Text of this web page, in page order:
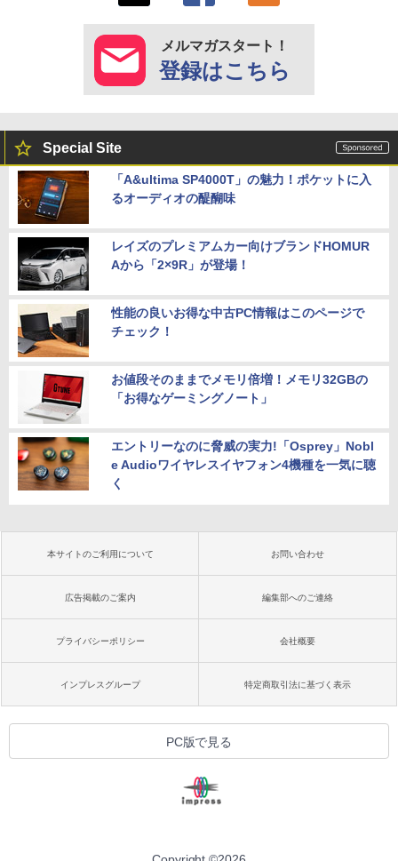
メルマガスタート！
登録はこちら
Special Site
「A&ultima SP4000T」の魅力！ポケットに入
るオーディオの醍醐味
レイズのプレミアムカー向けブランドHOMUR
Aから「2×9R」が登場！
性能の良いお得な中古PC情報はこのページで
チェック！
お値段そのままでメモリ倍増！メモリ32GBの
「お得なゲーミングノート」
エントリーなのに脅威の実力!「Osprey」Nobl
e Audioワイヤレスイヤフォン4機種を一気に聴
く
本サイトのご利用について お問い合わせ
広告掲載のご案内 編集部へのご連絡
プライバシーポリシー 会社概要
インプレスグループ 特定商取引法に基づく表示
PC版で見る